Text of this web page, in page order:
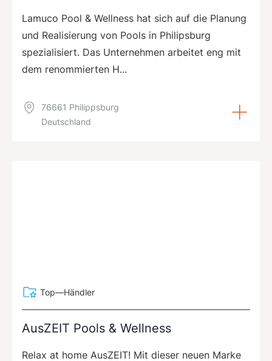
Lamuco Pool & Wellness hat sich auf die Planung
und Realisierung von Pools in Philipsburg
spezialisiert. Das Unternehmen arbeitet eng mit
dem renommierten H...
76661 Philippsburg
Deutschland
Top—Händler
AusZEIT Pools & Wellness
Relax at home AusZEIT! Mit dieser neuen Marke